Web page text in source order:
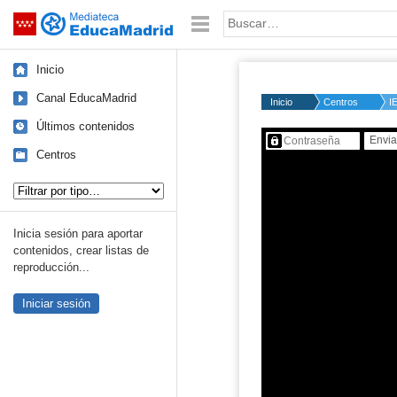
Saltar navegación Palabra o frase:
Inicio
Canal EducaMadrid
Últimos contenidos
Centros
Inicia sesión para aportar
contenidos, crear listas de
reproducción...
Iniciar sesión
Inicio Centros
Contenido protegido…